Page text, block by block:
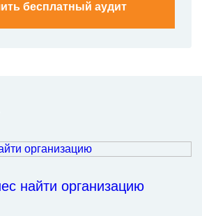
бесплатный аудит
найти организацию